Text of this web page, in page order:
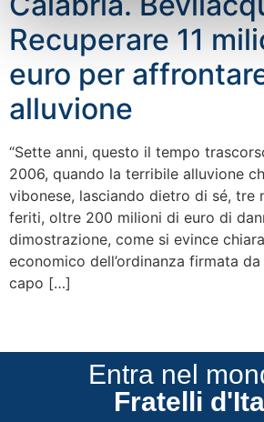
Recuperare 11
euro per
alluvione
“Sette anni, questo il tempo
2006, quando la terribile alluvione
vibonese, lasciando dietro di sé, tre
feriti, oltre 200 milioni di euro di
dimostrazione, come si evince
economico dell’ordinanza firmata
capo […]
Entra nel
Fratelli